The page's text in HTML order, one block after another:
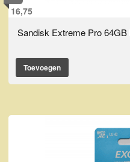
16,75
Sandisk Extreme Pro
Toevoegen